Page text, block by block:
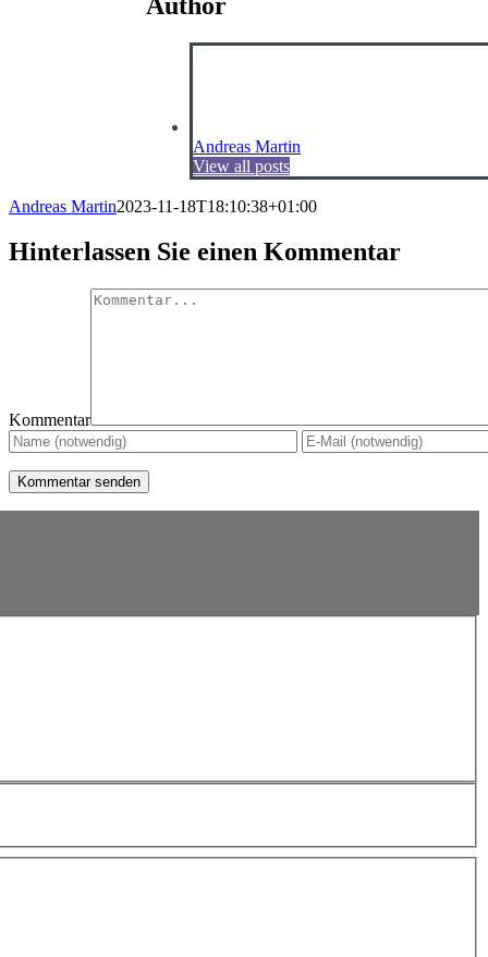
Andreas Martin
View all posts
Andreas Martin2023-11-18T18:10:38+01:00
Hinterlassen Sie einen Kommentar
Kommentar